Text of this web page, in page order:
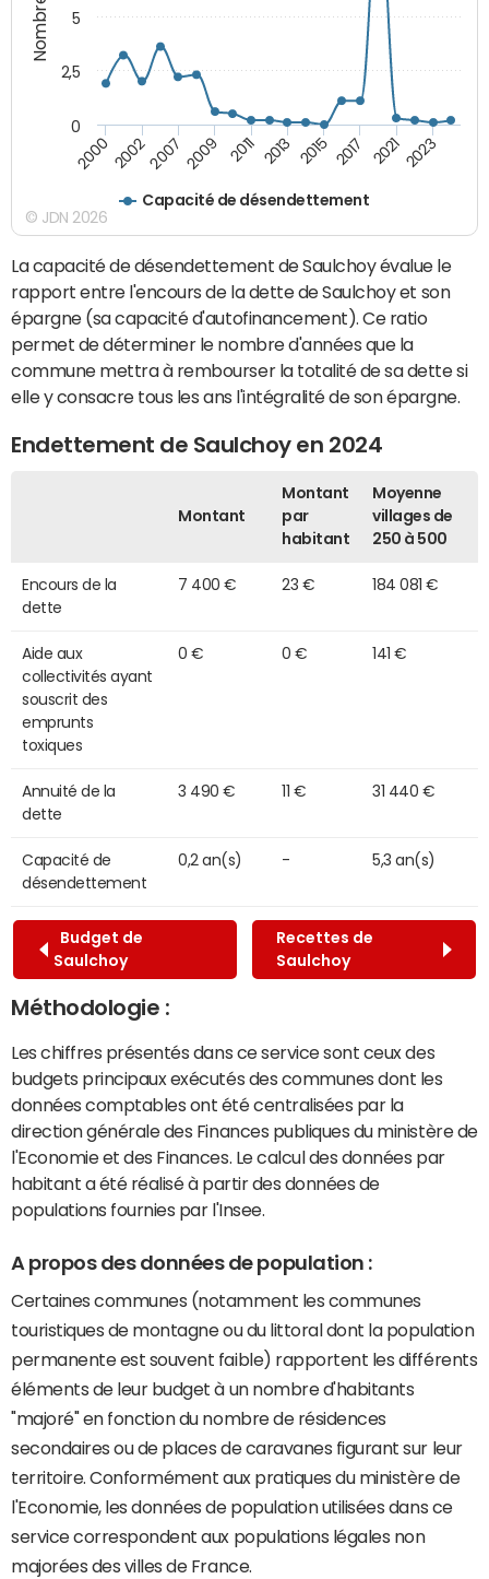
Capacité de désendettement
2000 20022007 2009 2011 2013 2015 2017 2021 2023
0
2,5
5
© JDN 2026
La capacité de désendettement de Saulchoy évalue le
rapport entre l'encours de la dette de Saulchoy et son
épargne (sa capacité d'autofinancement). Ce ratio
permet de déterminer le nombre d'années que la
commune mettra à rembourser la totalité de sa dette si
elle y consacre tous les ans l'intégralité de son épargne.
Endettement de Saulchoy en 2024
Montant
Montant
par
habitant
Moyenne
villages de
250 à 500
Encours de la
dette
7 400 € 23 € 184 081 €
Aide aux
collectivités ayant
souscrit des
emprunts
toxiques
0 € 0 € 141 €
Annuité de la
dette
3 490 € 11 € 31 440 €
Capacité de
désendettement
0,2 an(s) - 5,3 an(s)
Budget de
Saulchoy
Recettes de
Saulchoy
Méthodologie :
Les chiffres présentés dans ce service sont ceux des
budgets principaux exécutés des communes dont les
données comptables ont été centralisées par la
direction générale des Finances publiques du ministère de
l'Economie et des Finances. Le calcul des données par
habitant a été réalisé à partir des données de
populations fournies par l'Insee.
A propos des données de population :
Certaines communes (notamment les communes
touristiques de montagne ou du littoral dont la population
permanente est souvent faible) rapportent les différents
éléments de leur budget à un nombre d'habitants
"majoré" en fonction du nombre de résidences
secondaires ou de places de caravanes figurant sur leur
territoire. Conformément aux pratiques du ministère de
l'Economie, les données de population utilisées dans ce
service correspondent aux populations légales non
majorées des villes de France.